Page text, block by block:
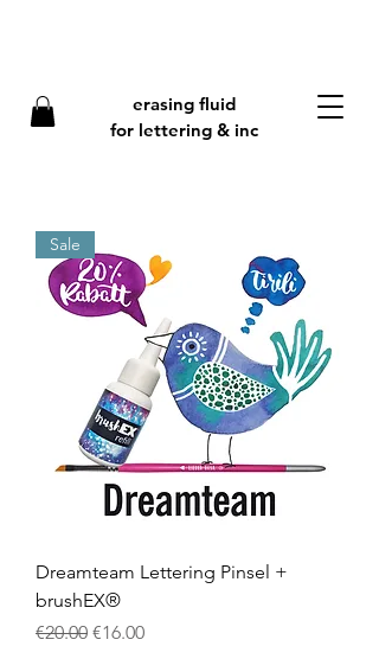
erasing fluid
for lettering & inc
Sale
Dreamteam Lettering Pinsel +
brushEX®
Regular Price
€20.00 Sale Price
€16.00